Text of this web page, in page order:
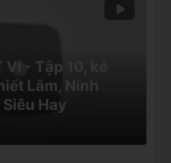
- Tập 10, kẻ
Lâm, Ninh
Hay